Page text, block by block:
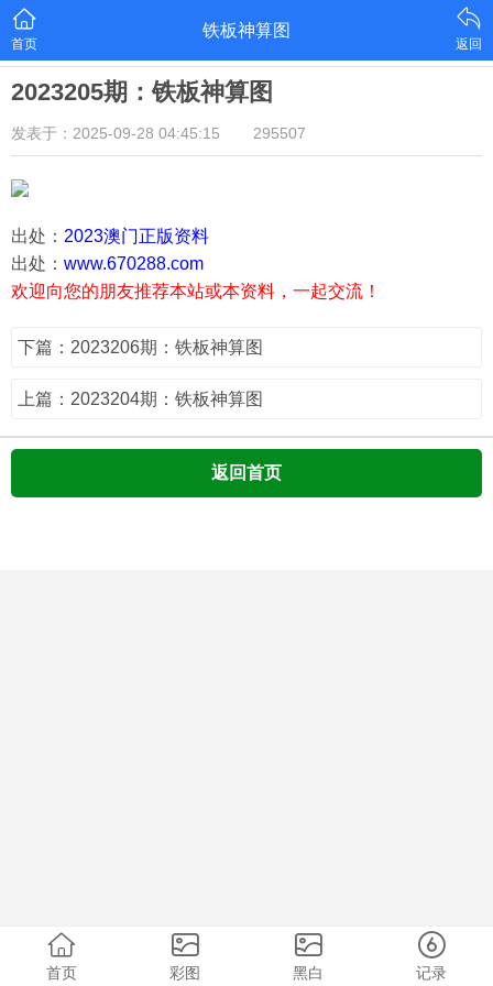
首页
铁板神算图
返回
2023205期：铁板神算图
发表于：2025-09-28 04:45:15 295507
出处： 2023澳门正版资料
出处： www.670288.com
欢迎向您的朋友推荐本站或本资料，一起交流！
下篇：2023206期：铁板神算图
上篇：2023204期：铁板神算图
返回首页
首页 彩图 黑白 记录